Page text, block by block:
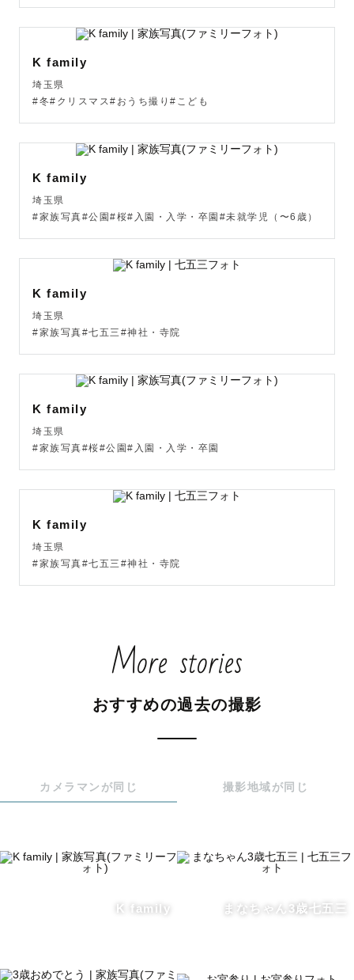
K family
埼玉県
#冬#クリスマス#おうち撮り#こども
K family
埼玉県
#家族写真#公園#桜#入園・入学・卒園#未就学児（〜6歳）
K family
埼玉県
#家族写真#七五三#神社・寺院
K family
埼玉県
#家族写真#桜#公園#入園・入学・卒園
K family
埼玉県
#家族写真#七五三#神社・寺院
More stories
おすすめの過去の撮影
カメラマンが同じ 撮影地域が同じ
K family まなちゃん3歳七五三